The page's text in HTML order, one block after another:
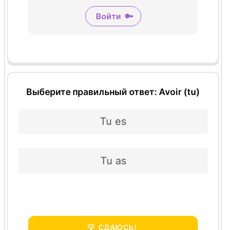
Войти 🔑
Выберите правильный ответ: Avoir (tu)
Tu es
Tu as
💡 СДАЮСЬ!